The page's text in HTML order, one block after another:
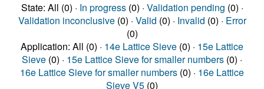
State: All (0) · In progress(0) · Validation pending (0) ·
Validation inconclusive(0) · Valid (0) · Invalid (0) · Error
(0)
Application: All (0) · 14e Lattice Sieve (0) · 15e Lattice
Sieve (0) · 15e Lattice Sieve for smaller numbers (0) ·
16e Lattice Sieve for smaller numbers (0) · 16e Lattice
Sieve V5 (0)